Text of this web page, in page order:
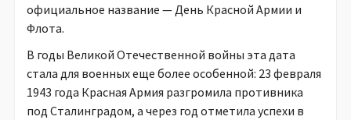
официальное название — День Красной Армии и
Флота.
В годы Великой Отечественной войны эта дата
стала для военных еще более особенной: 23 февраля
1943 года Красная Армия разгромила противника
под Сталинградом, а через год отметила успехи в